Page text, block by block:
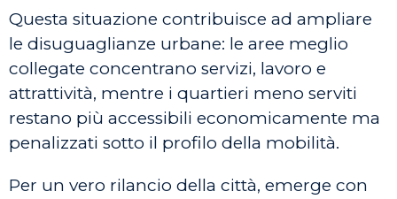
Questa situazione contribuisce ad ampliare
le disuguaglianze urbane: le aree meglio
collegate concentrano servizi, lavoro e
attrattività, mentre i quartieri meno serviti
restano più accessibili economicamente ma
penalizzati sotto il profilo della mobilità.
Per un vero rilancio della città, emerge con